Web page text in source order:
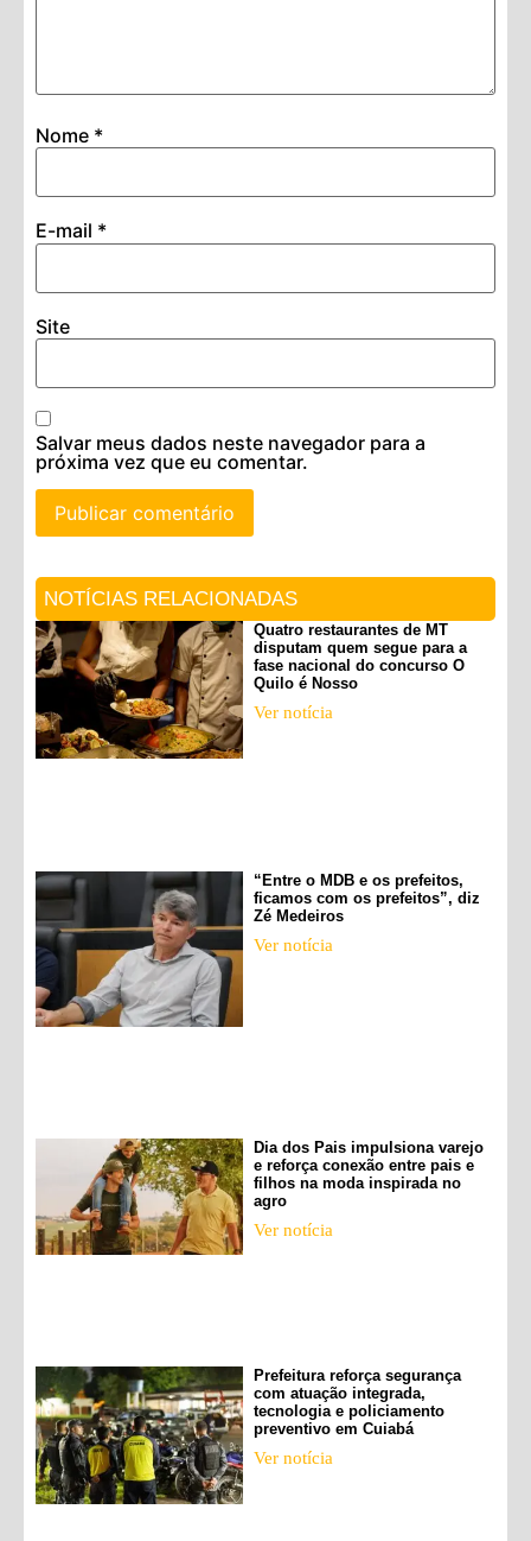
Nome *
E-mail *
Site
Salvar meus dados neste navegador para a
próxima vez que eu comentar.
NOTÍCIAS RELACIONADAS
Quatro restaurantes de MT
disputam quem segue para a
fase nacional do concurso O
Quilo é Nosso
Ver notícia
“Entre o MDB e os prefeitos,
ficamos com os prefeitos”, diz
Zé Medeiros
Ver notícia
Dia dos Pais impulsiona varejo
e reforça conexão entre pais e
filhos na moda inspirada no
agro
Ver notícia
Prefeitura reforça segurança
com atuação integrada,
tecnologia e policiamento
preventivo em Cuiabá
Ver notícia